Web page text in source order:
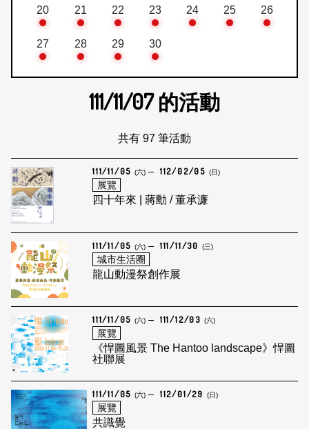
20 21 22 23 24 25 26
27 28 29 30
111/11/07的活動
共有 97 筆活動
111/11/05 (六) 112/02/05 (日)
展覽
四十年來 | 蔣勳 / 董承濂
111/11/05 (六) 111/11/30 (三)
城市生活圈
龍山動漫祭創作展
111/11/05 (六) 111/12/03 (六)
展覽
《悍圖風景 The Hantoo landscape》悍圖
社聯展
111/11/05 (六) 112/01/29 (日)
展覽
共識覺